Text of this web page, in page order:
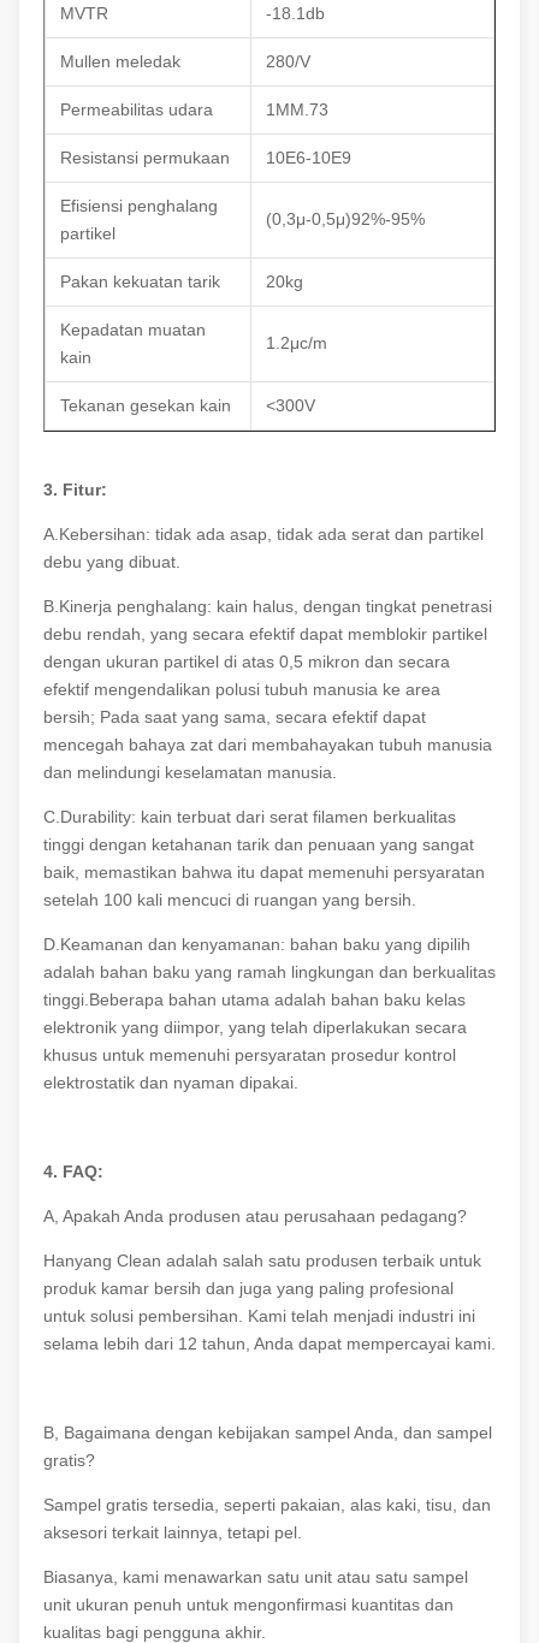
MVTR -18.1db
Mullen meledak 280/V
Permeabilitas udara 1MM.73
Resistansi permukaan 10E6-10E9
Efisiensi penghalang
partikel
(0,3μ-0,5μ)92%-95%
Pakan kekuatan tarik 20kg
Kepadatan muatan
kain
1.2μc/m
Tekanan gesekan kain <300V
3. Fitur:
A.Kebersihan: tidak ada asap, tidak ada serat dan partikel
debu yang dibuat.
B.Kinerja penghalang: kain halus, dengan tingkat penetrasi
debu rendah, yang secara efektif dapat memblokir partikel
dengan ukuran partikel di atas 0,5 mikron dan secara
efektif mengendalikan polusi tubuh manusia ke area
bersih; Pada saat yang sama, secara efektif dapat
mencegah bahaya zat dari membahayakan tubuh manusia
dan melindungi keselamatan manusia.
C.Durability: kain terbuat dari serat filamen berkualitas
tinggi dengan ketahanan tarik dan penuaan yang sangat
baik, memastikan bahwa itu dapat memenuhi persyaratan
setelah 100 kali mencuci di ruangan yang bersih.
D.Keamanan dan kenyamanan: bahan baku yang dipilih
adalah bahan baku yang ramah lingkungan dan berkualitas
tinggi.Beberapa bahan utama adalah bahan baku kelas
elektronik yang diimpor, yang telah diperlakukan secara
khusus untuk memenuhi persyaratan prosedur kontrol
elektrostatik dan nyaman dipakai.
4. FAQ:
A, Apakah Anda produsen atau perusahaan pedagang?
Hanyang Clean adalah salah satu produsen terbaik untuk
produk kamar bersih dan juga yang paling profesional
untuk solusi pembersihan. Kami telah menjadi industri ini
selama lebih dari 12 tahun, Anda dapat mempercayai kami.
B, Bagaimana dengan kebijakan sampel Anda, dan sampel
gratis?
Sampel gratis tersedia, seperti pakaian, alas kaki, tisu, dan
aksesori terkait lainnya, tetapi pel.
Biasanya, kami menawarkan satu unit atau satu sampel
unit ukuran penuh untuk mengonfirmasi kuantitas dan
kualitas bagi pengguna akhir.